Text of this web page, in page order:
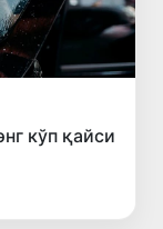
кўп қайси